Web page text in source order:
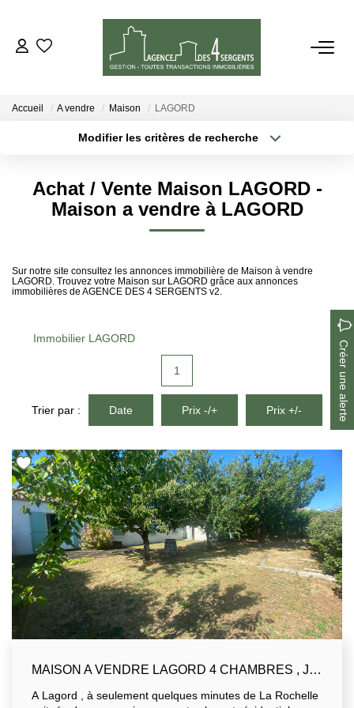
VENTES
NOTRE AGENCE
Accueil A vendre Maison LAGORD
Modifier les critères de recherche
Sélectionnez...
Type de bien
Surface min
Créer une alerte
Achat / Vente Maison LAGORD -
Maison a vendre à LAGORD
Sur notre site consultez les annonces immobilière de Maison à vendre
LAGORD. Trouvez votre Maison sur LAGORD grâce aux annonces
immobilières de AGENCE DES 4 SERGENTS v2.
Immobilier LAGORD
Créer une alerte
1
Trier par : Date Prix -/+ Prix +/-
MAISON A VENDRE LAGORD 4 CHAMBRES , JARDIN, GARARGE
A Lagord , à seulement quelques minutes de La Rochelle